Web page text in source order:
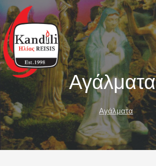
Αγάλματα
Αγάλματα